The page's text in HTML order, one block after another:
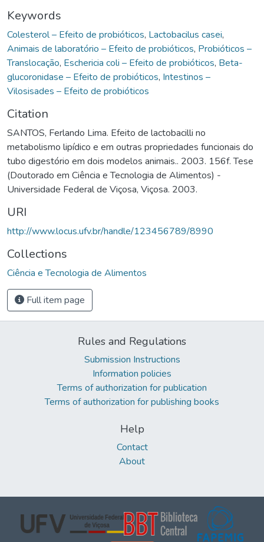
Keywords
Colesterol – Efeito de probióticos, Lactobacilus casei,
Animais de laboratório – Efeito de probióticos, Probióticos –
Translocação, Eschericia coli – Efeito de probióticos, Beta-
glucoronidase – Efeito de probióticos, Intestinos –
Vilosisades – Efeito de probióticos
Citation
SANTOS, Ferlando Lima. Efeito de lactobacilli no
metabolismo lipídico e em outras propriedades funcionais do
tubo digestório em dois modelos animais.. 2003. 156f. Tese
(Doutorado em Ciência e Tecnologia de Alimentos) -
Universidade Federal de Viçosa, Viçosa. 2003.
URI
http://www.locus.ufv.br/handle/123456789/8990
Collections
Ciência e Tecnologia de Alimentos
Full item page
Rules and Regulations
Submission Instructions
Information policies
Terms of authorization for publication
Terms of authorization for publishing books
Help
Contact
About